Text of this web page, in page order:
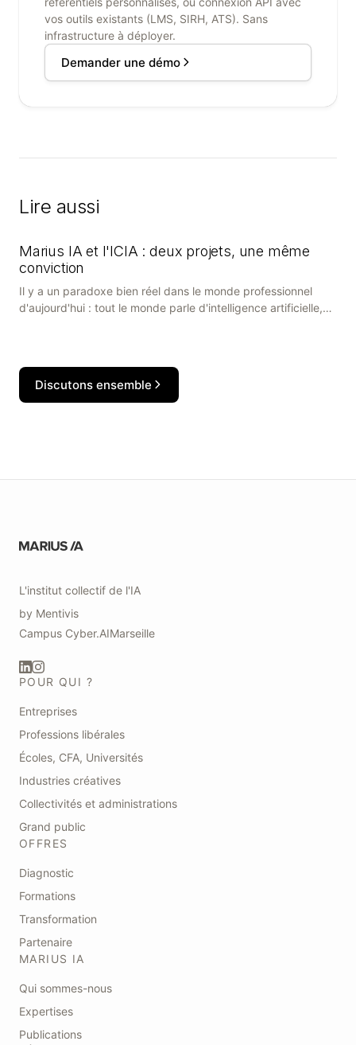
vos outils existants (LMS, SIRH, ATS). Sans
infrastructure à déployer.
Demander une démo
Lire aussi
Marius IA et l'ICIA : deux projets, une même
conviction
Il y a un paradoxe bien réel dans le monde professionnel
d'aujourd'hui : tout le monde parle d'intelligence artificielle,
européen, les organisations se retrouvent souvent seules
face à des décisions stratégiques qu'elles ne se sentent pas
Discutons ensemble
L'institut collectif de l'IA
by Mentivis
Campus Cyber.AIMarseille
POUR QUI ?
Entreprises
Professions libérales
Écoles, CFA, Universités
Industries créatives
Collectivités et administrations
Grand public
OFFRES
Diagnostic
Formations
Transformation
Partenaire
MARIUS IA
Qui sommes-nous
Expertises
Publications